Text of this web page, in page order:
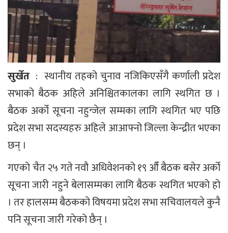
सुर्खेत : स्थानीय तहको चुनाव नजिकिएसँगै कर्णाली प्रदेश
सभाको बैठक अहिले अनिश्चितकालका लागि स्थगित छ ।
बैठक अर्को सूचना नहुन्जेल सम्मका लागि स्थगित भए पछि
प्रदेश सभा सदस्यहरु अहिले आआफ्नो जिल्ला केन्द्रीत भएका
छन् ।
गएको चैत २५ गते नवौ अधिवेशनको १९ औँ बैठक बसेर अर्को
सूचना जारी नहुने बेलासम्मका लागि बैठक स्थगित भएको हो
। तर हालसम्म बैठकको विषयमा प्रदेश सभा सचिवालयले कुनै
पनि सूचना जारी गरेको छैन् ।